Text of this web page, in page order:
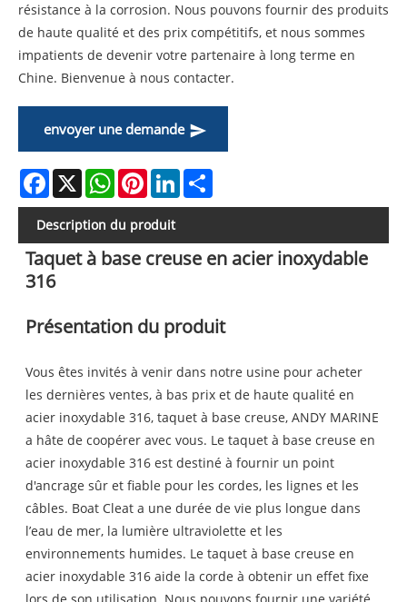
résistance à la corrosion. Nous pouvons fournir des produits
de haute qualité et des prix compétitifs, et nous sommes
impatients de devenir votre partenaire à long terme en
Chine. Bienvenue à nous contacter.
envoyer une demande
Facebook
X WhatsAppPinterestLinkedIn
Description du produit
Taquet à base creuse en acier inoxydable
316
Présentation du produit
Vous êtes invités à venir dans notre usine pour acheter
les dernières ventes, à bas prix et de haute qualité en
acier inoxydable 316, taquet à base creuse, ANDY MARINE
a hâte de coopérer avec vous. Le taquet à base creuse en
acier inoxydable 316 est destiné à fournir un point
d'ancrage sûr et fiable pour les cordes, les lignes et les
câbles. Boat Cleat a une durée de vie plus longue dans
l’eau de mer, la lumière ultraviolette et les
environnements humides. Le taquet à base creuse en
acier inoxydable 316 aide la corde à obtenir un effet fixe